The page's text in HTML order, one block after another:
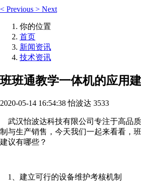
< Previous > Next
你的位置
首页
新闻资讯
技术资讯
班班通教学一体机的应用
2020-05-14 16:54:38 怡波达 3533
武汉怡波达科技有限公司专注于高品
制与生产销售，今天我们一起来看看，
建议有哪些？
1、建立可行的设备维护考核机制